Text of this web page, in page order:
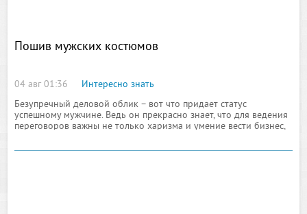
Пошив мужских костюмов
04 авг 01:36
Интересно знать
Безупречный деловой облик – вот что придает статус
успешному мужчине. Ведь он прекрасно знает, что для ведения
переговоров важны не только харизма и умение вести бизнес,
отличается от аналогичного предмета гардероба, купленного в